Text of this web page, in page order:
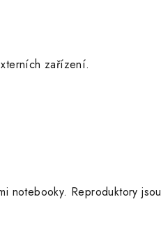
zařízení.
notebooky. Reproduktory